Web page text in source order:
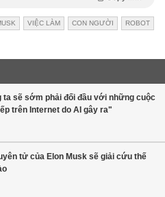
VIỆC LÀM CON NGƯỜI ROBOT
ta sẽ sớm phải đối đầu với những cuộc
trên Internet do AI gây ra"
tử của Elon Musk sẽ giải cứu thế